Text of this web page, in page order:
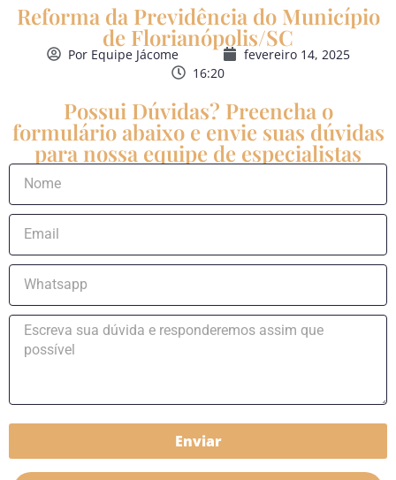
Reforma da Previdência do Município
de Florianópolis/SC
PorEquipe Jácome
fevereiro 14, 2025
16:20
Possui Dúvidas? Preencha o
formulário abaixo e envie suas dúvidas
para nossa equipe de especialistas
Enviar